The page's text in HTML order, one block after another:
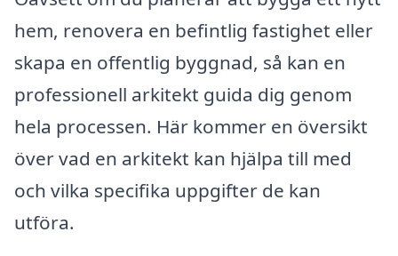
hem, renovera en befintlig fastighet eller
skapa en offentlig byggnad, så kan en
professionell arkitekt guida dig genom
hela processen. Här kommer en översikt
över vad en arkitekt kan hjälpa till med
och vilka specifika uppgifter de kan
utföra.